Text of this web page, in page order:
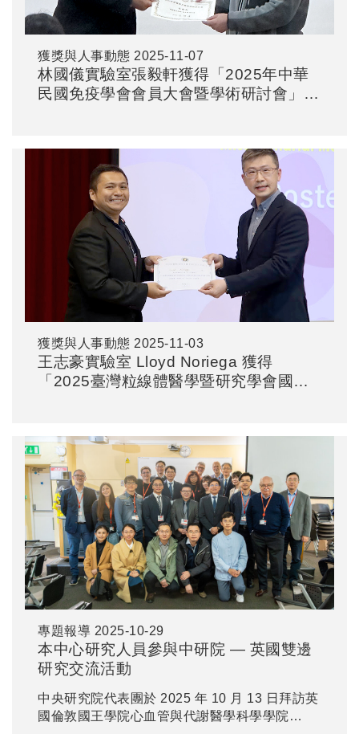
獲獎與人事動態 2025-11-07
林國儀實驗室張毅軒獲得「2025年中華
民國免疫學會會員大會暨學術研討會」-
獲獎與人事動態 2025-11-03
王志豪實驗室 Lloyd Noriega 獲得
「2025臺灣粒線體醫學暨研究學會國際
專題報導 2025-10-29
本中心研究人員參與中研院 — 英國雙邊
研究交流活動
中央研究院代表團於 2025 年 10 月 13 日拜訪英
國倫敦國王學院心血管與代謝醫學科學學院